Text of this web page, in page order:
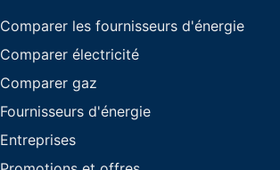
Comparer les fournisseurs d'énergie
Comparer électricité
Comparer gaz
Fournisseurs d'énergie
Entreprises